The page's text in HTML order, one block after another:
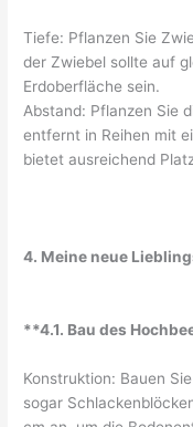
Tiefe: Pflanzen Sie
der Zwiebel sollte auf
Erdoberfläche sein.
Abstand: Pflanzen Sie
entfernt in Reihen mit
bietet ausreichend
4. Meine neue
**4.1. Bau des
Konstruktion: Bauen
sogar